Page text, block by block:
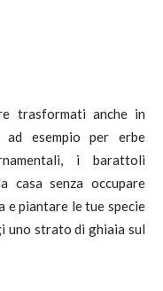
trasformati anche in
esempio per erbe
i barattoli
casa senza occupare
e piantare le tue specie
uno strato di ghiaia sul